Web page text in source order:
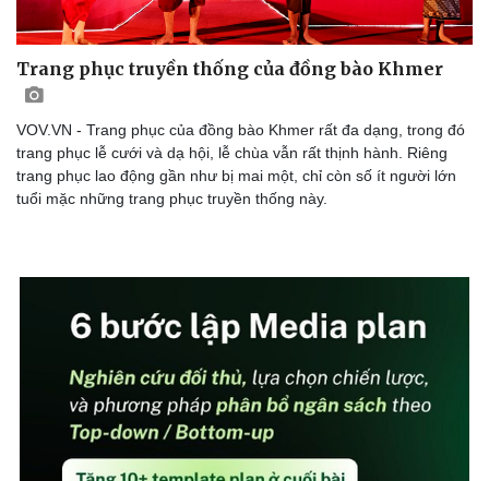
Doanh nhân
Vì cộng đồng
Trải nghiệm
Chuyển đổi số
Trang phục truyền thống của đồng bào Khmer
VOV.VN - Trang phục của đồng bào Khmer rất đa dạng, trong đó
trang phục lễ cưới và dạ hội, lễ chùa vẫn rất thịnh hành. Riêng
trang phục lao động gần như bị mai một, chỉ còn số ít người lớn
tuổi mặc những trang phục truyền thống này.